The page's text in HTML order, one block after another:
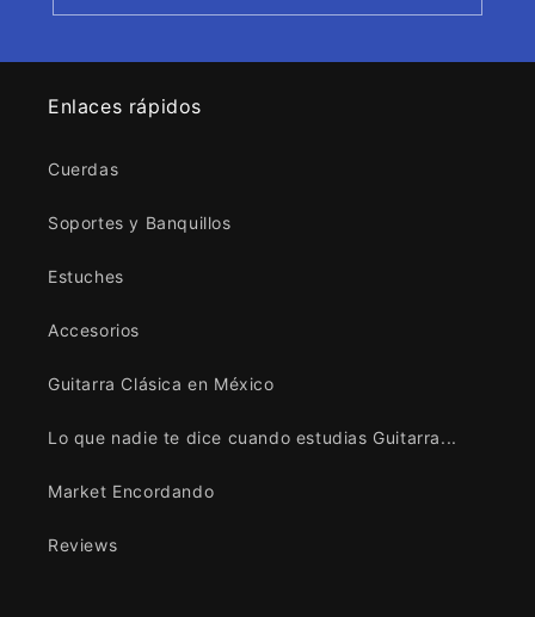
Enlaces rápidos
Cuerdas
Soportes y Banquillos
Estuches
Accesorios
Guitarra Clásica en México
Lo que nadie te dice cuando estudias Guitarra...
Market Encordando
Reviews